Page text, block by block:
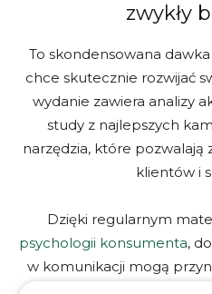
zwykły
To skondensowana
chce skutecznie rozwijać
wydanie zawiera analizy
study z najlepszych
narzędzia, które pozwalają
klientów i
Dzięki regularnym
psychologii konsumenta,
w komunikacji mogą
przewagę nad